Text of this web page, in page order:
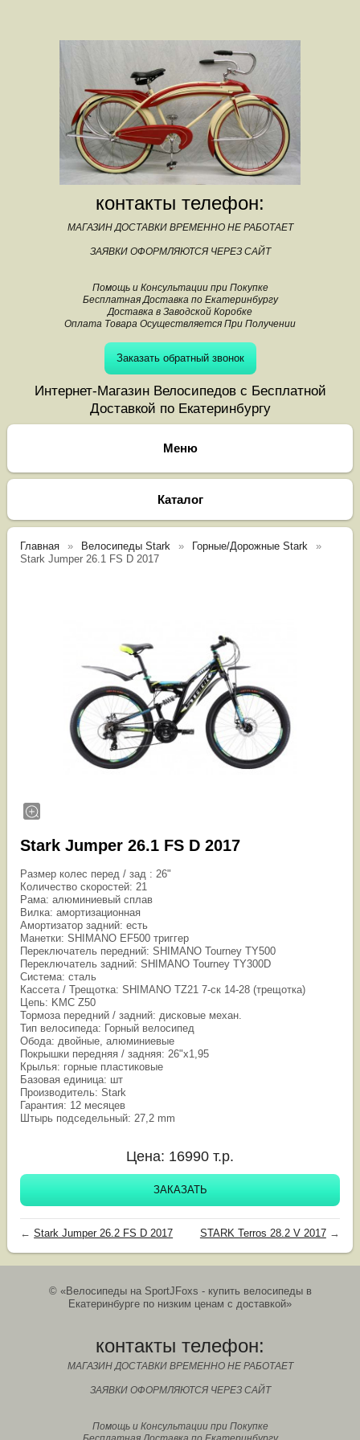
контакты телефон:
МАГАЗИН ДОСТАВКИ ВРЕМЕННО НЕ РАБОТАЕТ
ЗАЯВКИ ОФОРМЛЯЮТСЯ ЧЕРЕЗ САЙТ
Помощь и Консультации при Покупке
Бесплатная Доставка по Екатеринбургу
Доставка в Заводской Коробке
Оплата Товара Осуществляется При Получении
Заказать обратный звонок
Интернет-Магазин Велосипедов с Бесплатной
Доставкой по Екатеринбургу
Каталог
Главная Велосипеды Stark
Горные/Дорожные Stark
Stark Jumper 26.1 FS D 2017
Stark Jumper 26.1 FS D 2017
Размер колес перед / зад : 26"
Количество скоростей: 21
Рама: алюминиевый сплав
Вилка: амортизационная
Амортизатор задний: есть
Манетки: SHIMANO EF500 триггер
Переключатель передний: SHIMANO Tourney TY500
Переключатель задний: SHIMANO Tourney TY300D
Система: сталь
Кассета / Трещотка: SHIMANO TZ21 7-ск 14-28 (трещотка)
Цепь: KMC Z50
Тормоза передний / задний: дисковые механ.
Тип велосипеда: Горный велосипед
Обода: двойные, алюминиевые
Покрышки передняя / задняя: 26"х1,95
Крылья: горные пластиковые
Базовая единица: шт
Производитель: Stark
Гарантия: 12 месяцев
Штырь подседельный: 27,2 mm
Цена: 16990 т.р.
ЗАКАЗАТЬ
←Stark Jumper 26.2 FS D 2017 STARK Terros 28.2 V 2017→
© «Велосипеды на SportJFoxs - купить велосипеды в
Екатеринбурге по низким ценам с доставкой»
контакты телефон:
МАГАЗИН ДОСТАВКИ ВРЕМЕННО НЕ РАБОТАЕТ
ЗАЯВКИ ОФОРМЛЯЮТСЯ ЧЕРЕЗ САЙТ
Помощь и Консультации при Покупке